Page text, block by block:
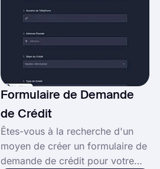
Formulaire de Demande
de Crédit
Êtes-vous à la recherche d'un
moyen de créer un formulaire de
demande de crédit pour votre